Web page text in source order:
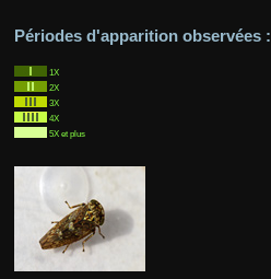
Périodes d'apparition observées :
1X
2X
3X
4X
5X et plus